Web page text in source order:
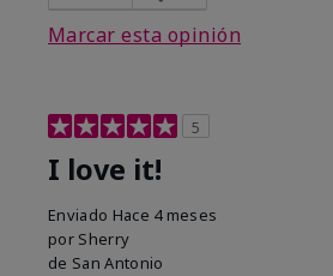
Marcar esta opinión
5
I love it!
Enviado Hace 4 meses
por Sherry
de San Antonio